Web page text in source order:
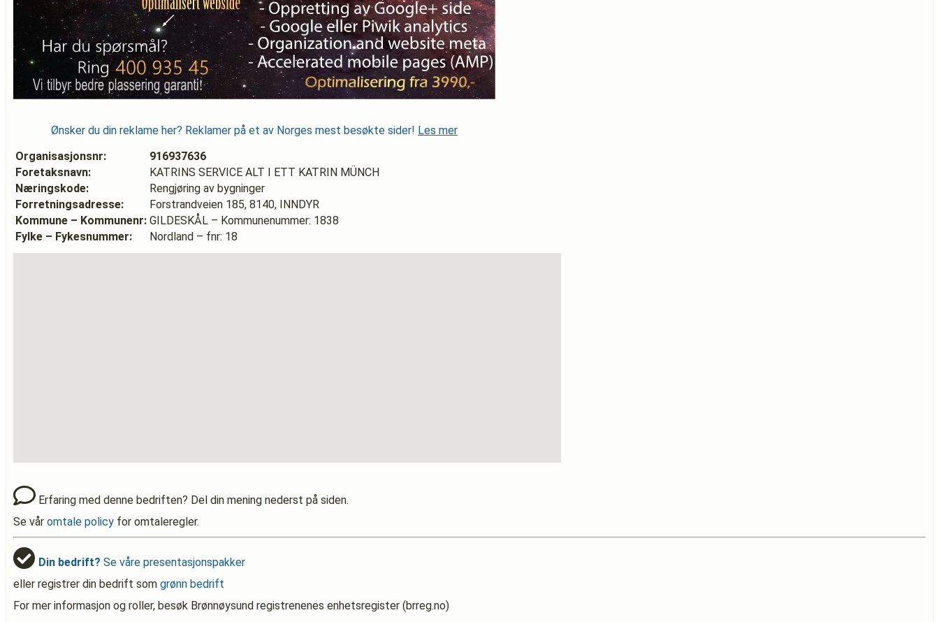
Ønsker du din reklame her? Reklamer på et av Norges mest besøkte sider! Les mer
Organisasjonsnr:
916937636
Foretaksnavn:
KATRINS SERVICE ALT I ETT KATRIN MÜNCH
Næringskode:
Rengjøring av bygninger
Forretningsadresse:
Forstrandveien 185, 8140, INNDYR
Kommune – Kommunenr: GILDESKÅL – Kommunenummer: 1838
Fylke – Fykesnummer:
Nordland – fnr: 18
Erfaring med denne bedriften? Del din mening nederst på siden.
Se vår omtale policy for omtaleregler.
Din bedrift? Se våre presentasjonspakker
eller registrer din bedrift som grønn bedrift
For mer informasjon og roller, besøk Brønnøysund registrenenes enhetsregister (brreg.no)